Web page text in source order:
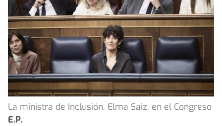
La ministra de Inclusión, Elma Saiz, en el Congreso
E.P.